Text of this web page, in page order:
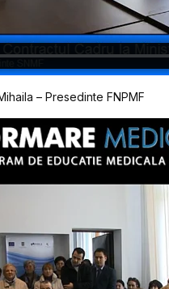
– Presedinte FNPMF